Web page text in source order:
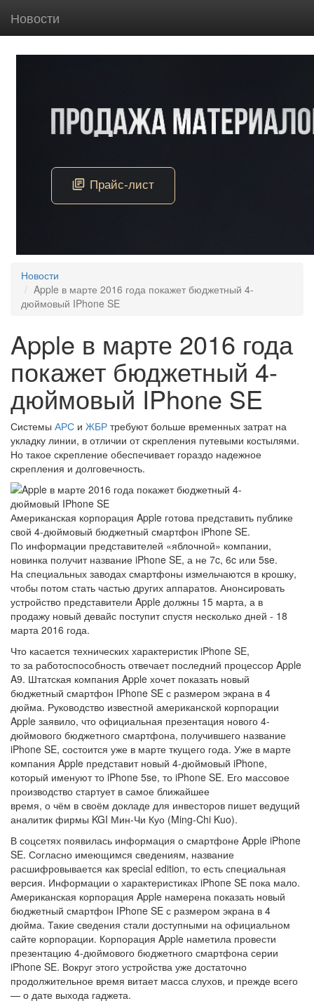
Новости
Новости
Apple в марте 2016 года покажет бюджетный 4-
дюймовый IPhone SE
Apple в марте 2016 года
покажет бюджетный 4-
дюймовый IPhone SE
Системы АРС и ЖБР требуют больше временных затрат на
укладку линии, в отличии от скрепления путевыми костылями.
Но такое скрепление обеспечивает гораздо надежное
скрепления и долговечность.
Американская корпорация Apple готова представить публике
свой 4-дюймовый бюджетный смартфон iPhone SE.
По информации представителей «яблочной» компании,
новинка получит название iPhone SE, а не 7c, 6c или 5se.
На специальных заводах смартфоны измельчаются в крошку,
чтобы потом стать частью других аппаратов. Анонсировать
устройство представители Apple должны 15 марта, а в
продажу новый девайс поступит спустя несколько дней - 18
марта 2016 года.
Что касается технических характеристик iPhone SE,
то за работоспособность отвечает последний процессор Apple
A9. Штатская компания Apple хочет показать новый
бюджетный смартфон IPhone SE с размером экрана в 4
дюйма. Руководство известной американской корпорации
Apple заявило, что официальная презентация нового 4-
дюймового бюджетного смартфона, получившего название
iPhone SE, состоится уже в марте ткущего года. Уже в марте
компания Apple представит новый 4-дюймовый iPhone,
который именуют то iPhone 5se, то iPhone SE. Его массовое
производство стартует в самое ближайшее
время, о чём в своём докладе для инвесторов пишет ведущий
аналитик фирмы KGI Мин-Чи Куо (Ming-Chi Kuo).
В соцсетях появилась информация о смартфоне Apple iPhone
SE. Согласно имеющимся сведениям, название
расшифровывается как special edition, то есть специальная
версия. Информации о характеристиках iPhone SE пока мало.
Американская корпорация Apple намерена показать новый
бюджетный смартфон IPhone SE с размером экрана в 4
дюйма. Такие сведения стали доступными на официальном
сайте корпорации. Корпорация Apple наметила провести
презентацию 4-дюймового бюджетного смартфона серии
iPhone SE. Вокруг этого устройства уже достаточно
продолжительное время витает масса слухов, и прежде всего
— о дате выхода гаджета.